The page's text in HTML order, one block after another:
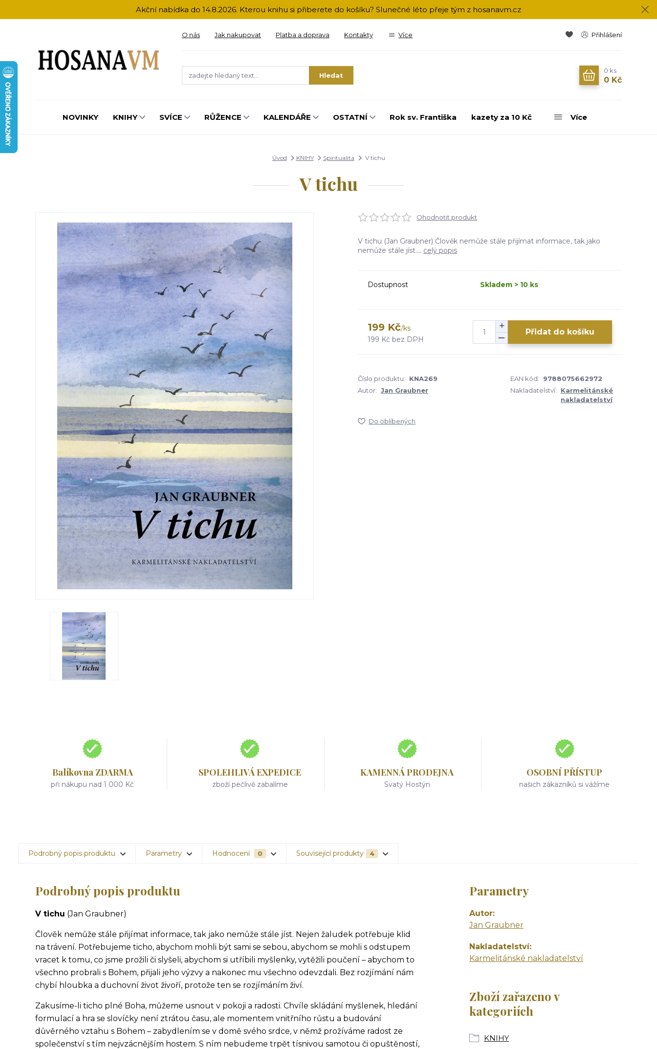
Akční nabídka do 14.8.2026. Kterou knihu si přiberete do košíku? Slunečné léto přeje tým z hosanavm.cz
O nás Jak nakupovat Platba a doprava Kontakty Více Přihlášení
Hledat
0 ks
0 Kč
NOVINKY KNIHY SVÍCE RŮŽENCE KALENDÁŘE OSTATNÍ Rok sv. Františka kazety za 10 Kč Více
Úvod KNIHY Spiritualita V tichu
V tichu
Ohodnotit produkt
V tichu (Jan Graubner) Člověk nemůže stále přijímat informace, tak jako
nemůže stále jíst.... celý popis
Dostupnost Skladem > 10 ks
199 Kč/ks
199 Kč bez DPH
Přidat do košíku
Číslo produktu: KNA269 EAN kód:
9788075662972
Autor: Jan Graubner Nakladatelství:
Karmelitánské
nakladatelství
Do oblíbených
Balíkovna ZDARMA
při nákupu nad 1 000 Kč
SPOLEHLIVÁ EXPEDICE
zboží pečlivě zabalíme
KAMENNÁ PRODEJNA
Svatý Hostýn
OSOBNÍ PŘÍSTUP
našich zákazníků si vážíme
Podrobný popis produktu Parametry Hodnocení 0 Související produkty 4
Podrobný popis produktu
V tichu (Jan Graubner)
Člověk nemůže stále přijímat informace, tak jako nemůže stále jíst. Nejen žaludek potřebuje klid
na trávení. Potřebujeme ticho, abychom mohli být sami se sebou, abychom se mohli s odstupem
vracet k tomu, co jsme prožili či slyšeli, abychom si utříbili myšlenky, vytěžili poučení – abychom to
všechno probrali s Bohem, přijali jeho výzvy a nakonec mu všechno odevzdali. Bez rozjímání nám
chybí hloubka a duchovní život živoří, protože ten se rozjímáním živí.
Zakusíme-li ticho plné Boha, můžeme usnout v pokoji a radosti. Chvíle skládání myšlenek, hledání
formulací a hra se slovíčky není ztrátou času, ale momentem vnitřního růstu a budování
důvěrného vztahu s Bohem – zabydlením se v domě svého srdce, v němž prožíváme radost ze
společenství s tím nejvzácnějším hostem. S ním nebudeme trpět tísnivou samotou či opuštěností,
Parametry
Autor
Jan Graubner
Nakladatelství
Karmelitánské nakladatelství
Zboží zařazeno v
kategoriích
KNIHY